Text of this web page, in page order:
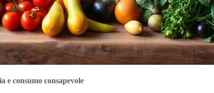
e consumo consapevole